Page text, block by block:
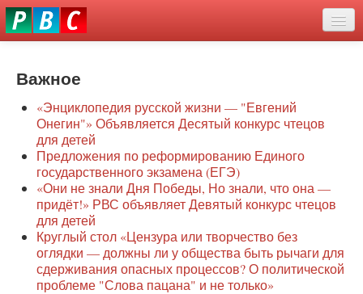
Перейти
к
О нас
Защита семей
Образование
Наше сопротивление
Регионы
Видео
Важное
«Энциклопедия русской жизни — "Евгений
Онегин"» Объявляется Десятый конкурс чтецов
для детей
Предложения по реформированию Единого
государственного экзамена (ЕГЭ)
«Они не знали Дня Победы, Но знали, что она —
придёт!» РВС объявляет Девятый конкурс чтецов
для детей
Круглый стол «Цензура или творчество без
оглядки — должны ли у общества быть рычаги для
сдерживания опасных процессов? О политической
проблеме "Слова пацана" и не только»